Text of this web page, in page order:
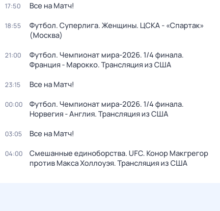
17:50 Все на Матч!
18:55
Футбол. Суперлига. Женщины. ЦСКА - «Спартак»
(Москва)
21:00
Футбол. Чемпионат мира-2026. 1/4 финала.
Франция - Марокко. Трансляция из США
23:15 Все на Матч!
00:00
Футбол. Чемпионат мира-2026. 1/4 финала.
Норвегия - Англия. Трансляция из США
03:05 Все на Матч!
04:00
Смешанные единоборства. UFC. Конор Макгрегор
против Макса Холлоуэя. Трансляция из США